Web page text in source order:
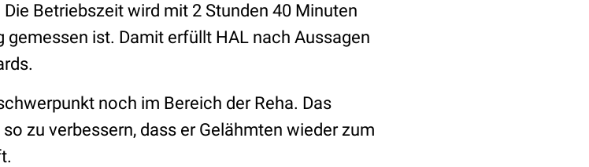
Betriebszeit wird mit 2 Stunden 40 Minuten
gemessen ist. Damit erfüllt HAL nach Aussagen
noch im Bereich der Reha. Das
zu verbessern, dass er Gelähmten wieder zum